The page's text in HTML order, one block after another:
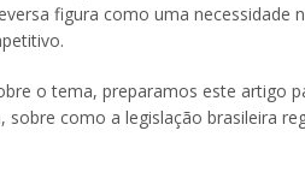
figura como uma necessidade
o tema, preparamos este artigo
sobre como a legislação brasileira